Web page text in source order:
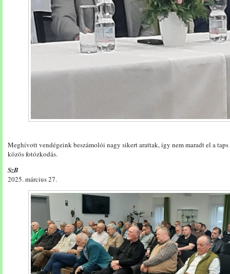
Meghívott vendégeink beszámolói nagy sikert arattak, így nem maradt el a taps
közös fotózkodás.
SzB
2025. március 27.